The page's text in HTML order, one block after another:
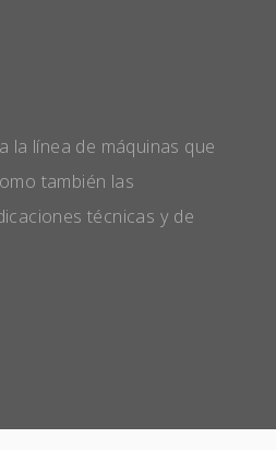
la línea de máquinas que
también las
técnicas y de